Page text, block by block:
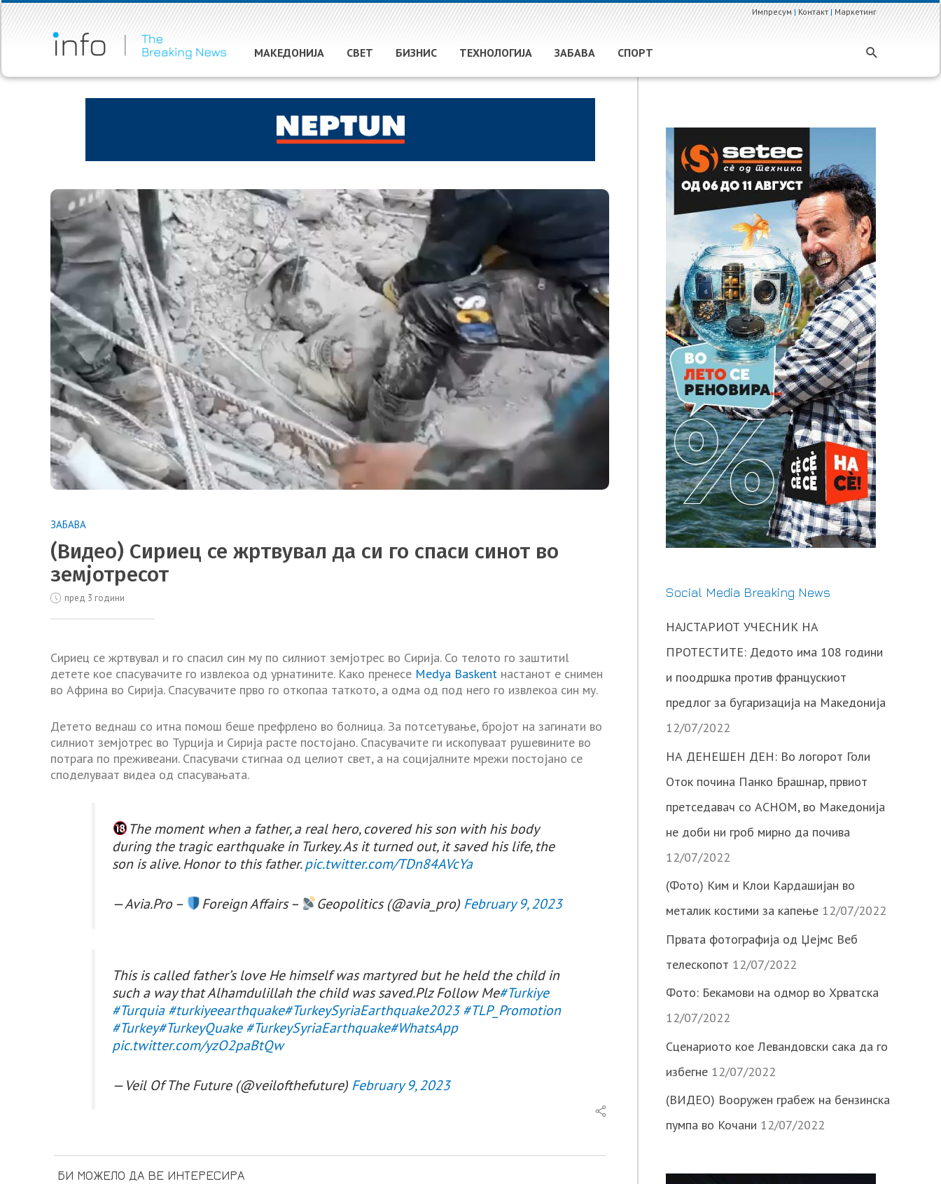
Импресум|Контакт|Маркетинг
МАКЕДОНИЈА СВЕТ БИЗНИС ТЕХНОЛОГИЈА ЗАБАВА СПОРТ
ЗАБАВА
(Видео) Сириец се жртвувал да си го спаси синот во
земјотресот
пред 3 години
Сириец се жртвувал и го спасил син му по силниот земјотрес во Сирија. Со телото го заштитиl
детете кое спасувачите го извлекоа од урнатините. Како пренесе Medya Baskent настанот е снимен
во Африна во Сирија. Спасувачите прво го откопаа таткото, а одма од под него го извлекоа син му.
Детето веднаш со итна помош беше префрлено во болница. За потсетување, бројот на загинати во
силниот земјотрес во Турција и Сирија расте постојано. Спасувачите ги ископуваат рушевините во
потрага по преживеани. Спасувачи стигнаа од целиот свет, а на социјалните мрежи постојано се
споделуваат видеа од спасувањата.
The moment when a father, a real hero, covered his son with his body
during the tragic earthquake in Turkey. As it turned out, it saved his life, the
son is alive. Honor to this father.pic.twitter.com/TDn84AVcYa
— Avia.Pro – Foreign Affairs – Geopolitics (@avia_pro) February 9, 2023
This is called father’s love He himself was martyred but he held the child in
such a way that Alhamdulillah the child was saved.Plz Follow Me#Turkiye
#Turquia #turkiyeearthquake#TurkeySyriaEarthquake2023 #TLP_Promotion
#Turkey#TurkeyQuake #TurkeySyriaEarthquake#WhatsApp
pic.twitter.com/yzO2paBtQw
— Veil Of The Future (@veilofthefuture) February 9, 2023
БИ МОЖЕЛО ДА ВЕ ИНТЕРЕСИРА
Social Media Breaking News
НАЈСТАРИОТ УЧЕСНИК НА
ПРОТЕСТИТЕ: Дедото има 108 години
и поодршка против францускиот
предлог за бугаризација на Македонија
12/07/2022
НА ДЕНЕШЕН ДЕН: Во логорот Голи
Оток почина Панко Брашнар, првиот
претседавач со АСНОМ, во Македонија
не доби ни гроб мирно да почива
12/07/2022
(Фото) Ким и Клои Кардашијан во
металик костими за капење 12/07/2022
Првата фотографија од Џејмс Веб
телескопот 12/07/2022
Фото: Бекамови на одмор во Хрватска
12/07/2022
Сценариото кое Левандовски сака да го
избегне 12/07/2022
(ВИДЕО) Вооружен грабеж на бензинска
пумпа во Кочани 12/07/2022